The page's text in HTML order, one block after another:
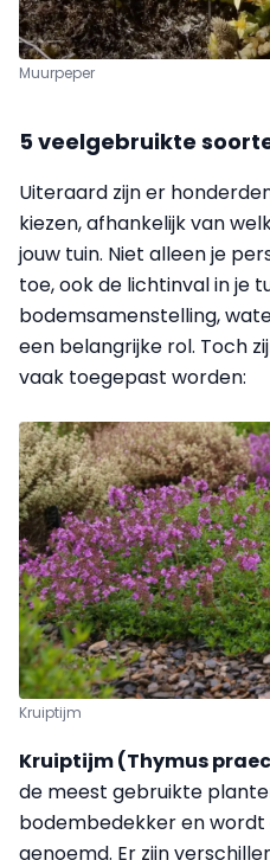
Muurpeper
5 veelgebruikte
Uiteraard zijn er
kiezen, afhankelijk van
jouw tuin. Niet alleen je
toe, ook de lichtinval in je
bodemsamenstelling,
een belangrijke rol. Toch
vaak toegepast worden:
Kruiptijm
Kruiptijm (Thymus
de meest gebruikte
bodembedekker en
genoemd. Er zijn